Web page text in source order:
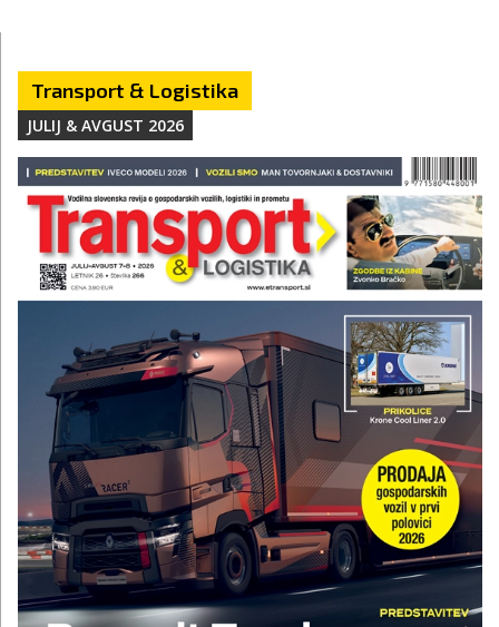
Transport & Logistika
JULIJ & AVGUST 2026